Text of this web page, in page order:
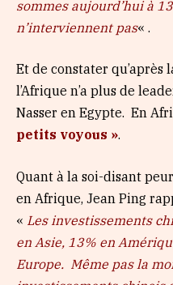
sommes aujourd’hui à
n’interviennent pas« .
Et de constater
l’Afrique n’a plus de
Nasser en Egypte. En
petits voyous ».
Quant à la soi-disant
en Afrique, Jean Ping
« Les investissements
en Asie, 13% en
Europe. Même pas la